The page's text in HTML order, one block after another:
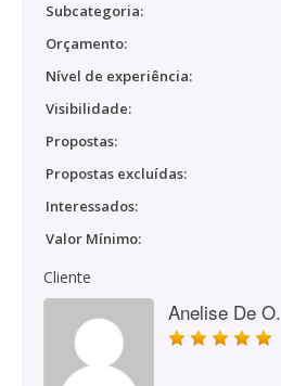
Subcategoria:
Orçamento:
Nível de experiência:
Visibilidade:
Propostas:
Propostas excluídas:
Interessados:
Valor Mínimo:
Cliente
Anelise De O.